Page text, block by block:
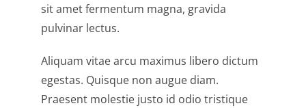
sit amet fermentum magna, gravida
pulvinar lectus.
Aliquam vitae arcu maximus libero dictum
egestas. Quisque non augue diam.
Praesent molestie justo id odio tristique